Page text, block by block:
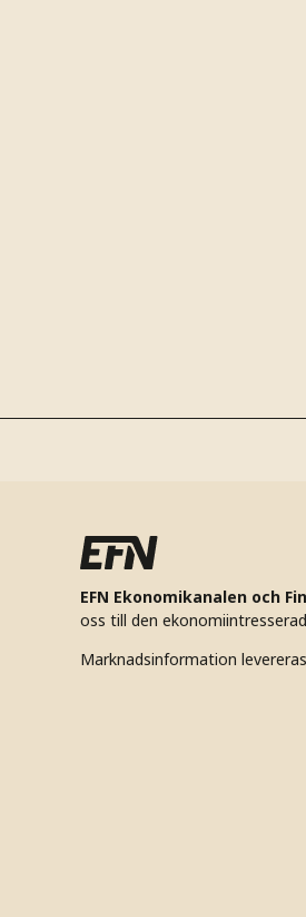
EFN Ekonomikanalen och
oss till den
Marknadsinformation